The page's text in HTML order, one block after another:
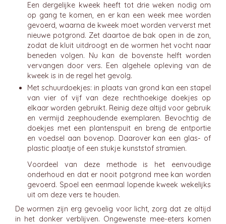
Een dergelijke kweek heeft tot drie weken nodig om
op gang te komen, en er kan een week mee worden
gevoerd, waarna de kweek moet worden ververst met
nieuwe potgrond. Zet daartoe de bak open in de zon,
zodat de kluit uitdroogt en de wormen het vocht naar
beneden volgen. Nu kan de bovenste helft worden
vervangen door vers. Een algehele opleving van de
kweek is in de regel het gevolg.
Met schuurdoekjes: in plaats van grond kan een stapel
van vier of vijf van deze rechthoekige doekjes op
elkaar worden gebruikt. Reinig deze altijd voor gebruik
en vermijd zeephoudende exemplaren. Bevochtig de
doekjes met een plantenspuit en breng de entportie
en voedsel aan bovenop. Daarover kan een glas- of
plastic plaatje of een stukje kunststof stramien.
Voordeel van deze methode is het eenvoudige
onderhoud en dat er nooit potgrond mee kan worden
gevoerd. Spoel een eenmaal lopende kweek wekelijks
uit om deze vers te houden.
De wormen zijn erg gevoelig voor licht, zorg dat ze altijd
in het donker verblijven. Ongewenste mee-eters komen